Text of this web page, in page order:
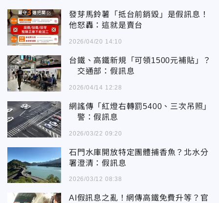
發芽馬鈴薯「抵台前銷毀」是假訊息！
他怒轟：這就是賣台
2026/04/20 14:10
台鐵、高鐵新規「可領1500元補貼」？
交通部：假訊息
2026/04/14 12:28
網謠傳「紅燈右轉罰5400、三次吊照」
警：假訊息
2026/03/22 09:20
石門水庫開放特定團體捕香魚？北水分
署澄清：假訊息
2026/03/12 08:38
AI假訊息之亂！網傳高鐵免費升等？官